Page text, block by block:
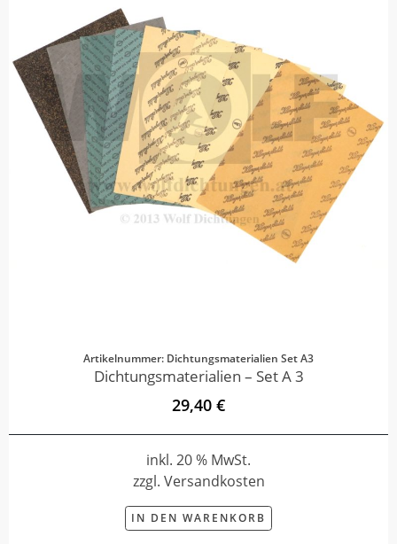
Artikelnummer: Dichtungsmaterialien Set A3
Dichtungsmaterialien – Set A 3
29,40 €
inkl. 20 % MwSt.
zzgl. Versandkosten
IN DEN WARENKORB